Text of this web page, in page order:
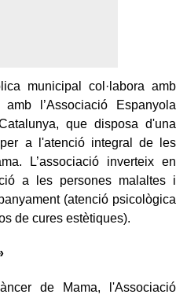
municipal col·labora amb
l’Associació Espanyola
que disposa d'una
a l'atenció integral de les
L’associació inverteix en
a les persones malaltes i
(atenció psicològica
de cures estètiques).
de Mama, l'Associació